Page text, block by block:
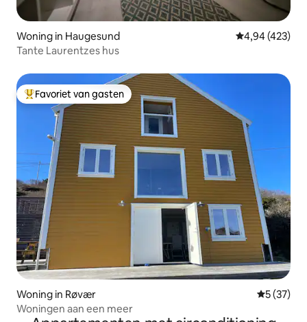
Woning in Haugesund Gemiddelde
4,94 (423)
Tante Laurentzes hus
Topfavoriet van gasten
Favoriet van gasten
Woning in Røvær
5 (37)
Woningen aan een meer